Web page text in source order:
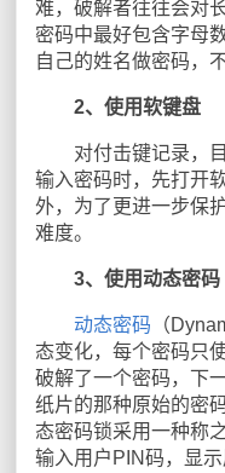
难，破解者往往会对
密码中最好包含字母
自己的姓名做密码，
2、使用软键盘
对付击键记录，目
输入密码时，先打开
外，为了更进一步保
难度。
3、使用动态密码
动态密码 （
态变化，每个密码只
破解了一个密码，下
纸片的那种原始的密
态密码锁采用一种称
输入用户PIN码，显